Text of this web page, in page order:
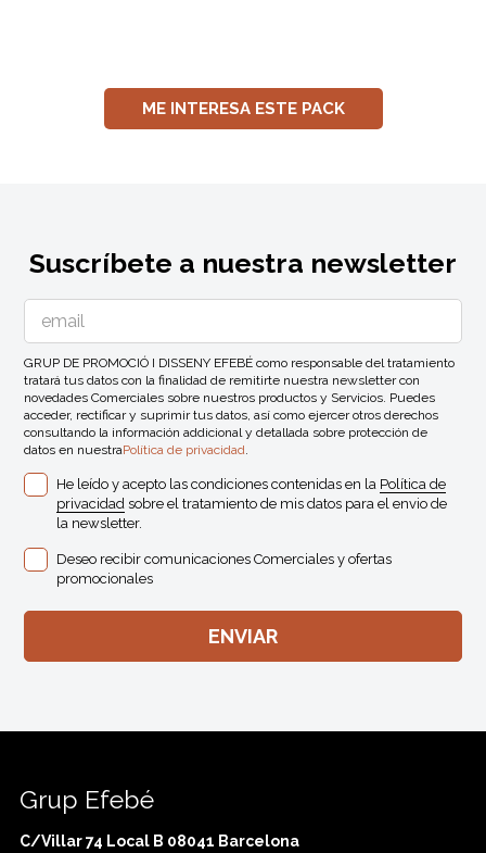
ME INTERESA ESTE PACK
Suscríbete a nuestra newsletter
GRUP DE PROMOCIÓ I DISSENY EFEBÉ como responsable del tratamiento
tratará tus datos con la finalidad de remitirte nuestra newsletter con
novedades Comerciales sobre nuestros productos y Servicios. Puedes
acceder, rectificar y suprimir tus datos, así como ejercer otros derechos
consultando la información addicional y detallada sobre protección de
datos en nuestraPolítica de privacidad.
He leído y acepto las condiciones contenidas en la Política de
privacidad sobre el tratamiento de mis datos para el envio de
la newsletter.
Deseo recibir comunicaciones Comerciales y ofertas
promocionales
Grup Efebé
C/Villar 74 Local B 08041 Barcelona